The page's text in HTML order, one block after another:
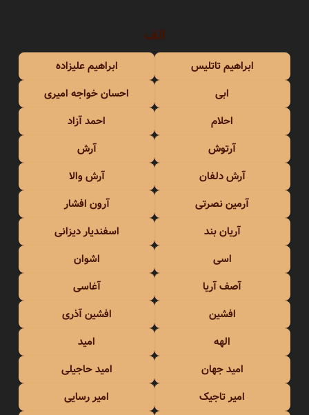
الف
ابراهیم تاتلیس
ابراهیم علیزاده
ابی
احسان خواجه امیری
احلام
احمد آزاد
آرتوش
آرش
آرش دلفان
آرش والا
آرمین نصرتی
آرون افشار
آریان بند
اسفندیار دیزانی
اسی
اشوان
آصف آریا
آغاسی
افشین
افشین آذری
الهه
امید
امید جهان
امید حاجیلی
امیر تاجیک
امیر رسایی